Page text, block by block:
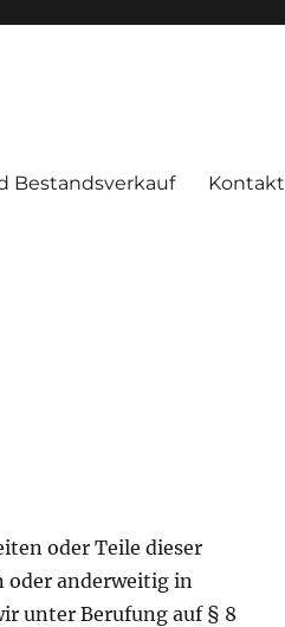
Bestandsverkauf Kontakt
oder Teile dieser
oder anderweitig in
unter Berufung auf § 8